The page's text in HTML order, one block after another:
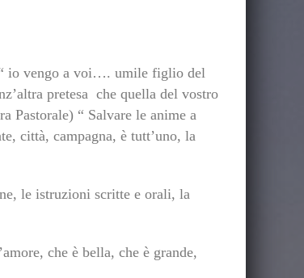
io vengo a voi…. umile figlio del
pretesa che quella del vostro
Pastorale) “ Salvare le anime a
città, campagna, è tutt’uno, la
le istruzioni scritte e orali, la
che è bella, che è grande,